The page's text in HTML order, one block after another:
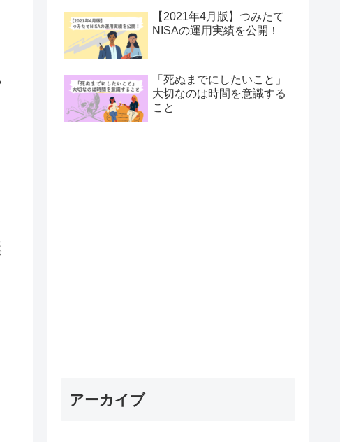
【2021年4月版】つみたて
NISAの運用実績を公開！
「死ぬまでにしたいこと」
大切なのは時間を意識する
こと
アーカイブ